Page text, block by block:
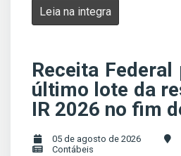
Leia na integra
Receita Federal
último lote da
IR 2026 no fim
05 de agosto de 2026
Contábeis